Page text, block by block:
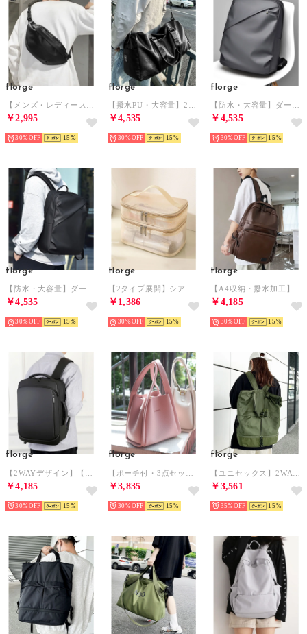
florge
￥2,995
30% 15
florge
￥4,535
30% 15
florge
￥4,535
30% 15
florge
￥4,535
30% 15
florge
￥1,386
30% 15
florge
￥4,185
30% 15
florge
￥4,185
30% 15
florge
￥3,835
30% 15
florge
￥3,561
35% 15